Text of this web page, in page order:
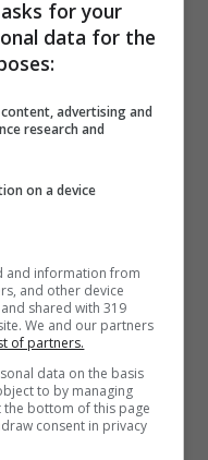
significa che le
1 gennaio sono
al pagamento
della messa
for your
data for the
advertising and
research and
on a device
and information from
and other device
shared with 319
We and our partners
of partners.
data on the basis
to by managing
bottom of this page
consent in privacy